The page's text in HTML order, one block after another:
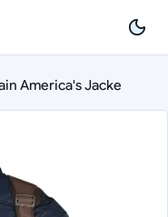
America's Jacke